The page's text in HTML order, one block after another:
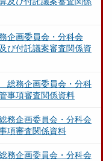
企画委員会・分科会
び付託議案審査関係資
総務企画委員会・分科
事項審査関係資料
務企画委員会・分科会
項審査関係資料
務企画委員会・分科会